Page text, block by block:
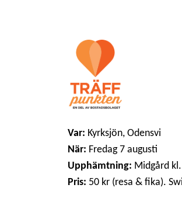
Var: Kyrksjön, Odensvi
När: Fredag 7 augusti
Upphämtning: Midgård
Pris: 50 kr (resa & fika).